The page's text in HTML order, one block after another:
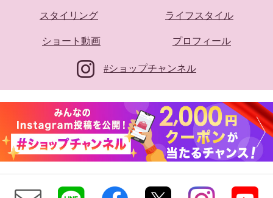
スタイリング ライフスタイル
ショート動画 プロフィール
#ショップチャンネル